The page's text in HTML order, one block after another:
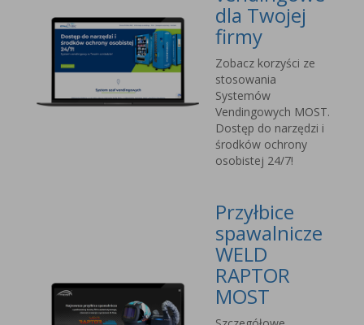
dla Twojej
firmy
Zobacz korzyści ze
stosowania
Systemów
Vendingowych MOST.
Dostęp do narzędzi i
środków ochrony
osobistej 24/7!
Przyłbice
spawalnicze
WELD
RAPTOR
MOST